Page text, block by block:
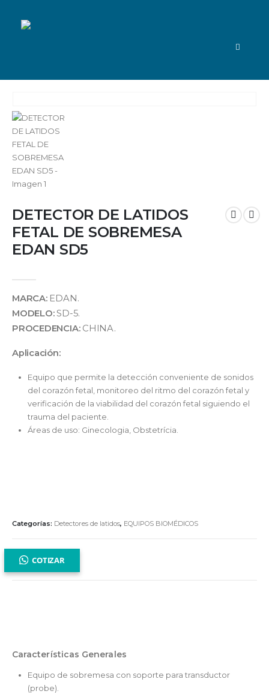
DETECTOR DE LATIDOS
FETAL DE SOBREMESA
EDAN SD5
MARCA:EDAN.
MODELO:SD-5.
PROCEDENCIA:CHINA.
Aplicación:
Equipo que permite la detección conveniente de sonidos
del corazón fetal, monitoreo del ritmo del corazón fetal y
verificación de la viabilidad del corazón fetal siguiendo el
trauma del paciente.
Áreas de uso: Ginecologia, Obstetrícia.
Categorías: Detectores de latidos, EQUIPOS BIOMÉDICOS
COTIZAR
Características Generales
Equipo de sobremesa con soporte para transductor
(probe).